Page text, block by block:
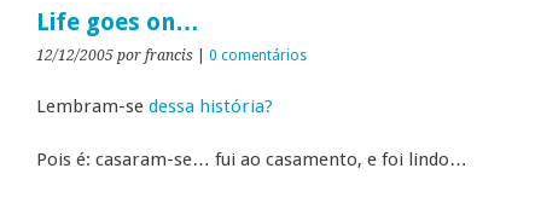
Life goes on…
12/12/2005 por francis 0 comentários
Lembram-se dessa história?
Pois é: casaram-se… fui ao casamento, e foi lindo…